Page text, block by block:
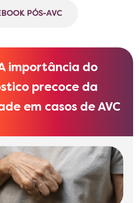
PÓS-AVC
importância do
precoce da
em casos de AVC